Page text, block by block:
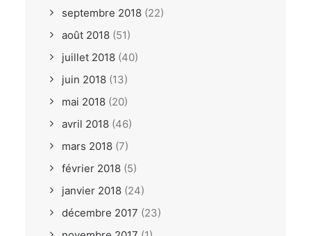
septembre 2018 (22)
août 2018 (51)
juillet 2018 (40)
juin 2018 (13)
mai 2018 (20)
avril 2018 (46)
mars 2018 (7)
février 2018 (5)
janvier 2018 (24)
décembre 2017 (23)